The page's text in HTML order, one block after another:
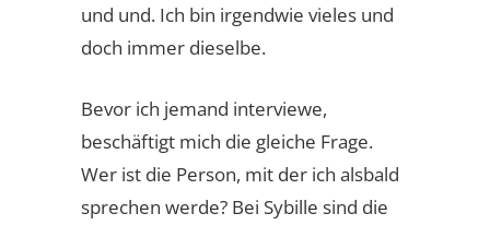
und und. Ich bin irgendwie vieles und
doch immer dieselbe.
Bevor ich jemand interviewe,
beschäftigt mich die gleiche Frage.
Wer ist die Person, mit der ich alsbald
sprechen werde? Bei Sybille sind die